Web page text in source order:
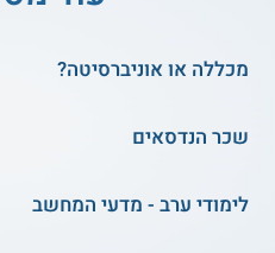
מכללה או אוניברסיטה?
שכר הנדסאים
לימודי ערב - מדעי המחשב